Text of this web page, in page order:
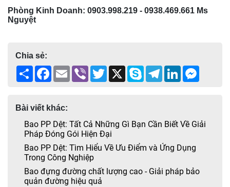
Phòng Kinh Doanh: 0903.998.219 - 0938.469.661 Ms
Nguyệt
Chia sẻ:
ShareFacebook
EmailViber Twitter
X SkypeTelegramLinkedIn
Bài viết khác:
Bao PP Dệt: Tất Cả Những Gì Bạn Cần Biết Về Giải
Pháp Đóng Gói Hiện Đại
Bao PP Dệt: Tìm Hiểu Về Ưu Điểm và Ứng Dụng
Trong Công Nghiệp
Bao đựng đường chất lượng cao - Giải pháp bảo
quản đường hiệu quả